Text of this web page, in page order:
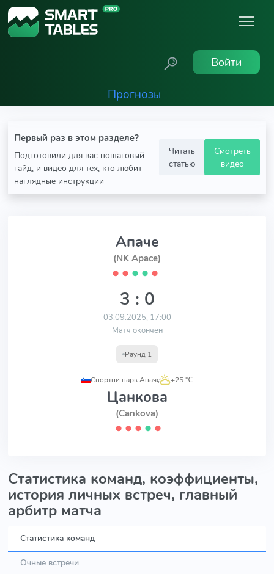
Войти
Прогнозы
Первый раз в этом разделе?
Подготовили для вас пошаговый
гайд, и видео для тех, кто любит
наглядные инструкции
Читать
статью
Смотреть
видео
Апаче
(NK Apace)
⬤ ⬤ ⬤ ⬤ ⬤
3 : 0
03.09.2025, 17:00
Матч окончен
Раунд 1
Спортни парк Апаче
, +25 ℃
Цанкова
(Cankova)
⬤ ⬤ ⬤ ⬤ ⬤
Статистика команд, коэффициенты,
история личных встреч, главный
арбитр матча
Статистика команд
Очные встречи